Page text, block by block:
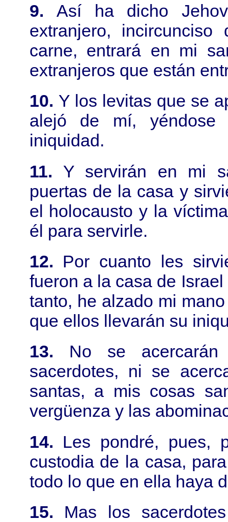
9.Así ha dicho
extranjero,
carne, entrará en mi
extranjeros que están
10. Y los levitas que se
alejó de mí, yéndose
iniquidad.
11. Y servirán en mi
puertas de la casa y
el holocausto y la
él para servirle.
12. Por cuanto les
fueron a la casa de
tanto, he alzado mi
que ellos llevarán su
13. No se
sacerdotes, ni se
santas, a mis cosas
vergüenza y las
14. Les pondré, pues,
custodia de la casa,
todo lo que en ella haya
15. Mas los